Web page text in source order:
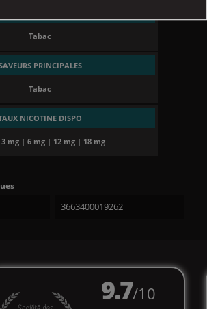
Tabac
PRINCIPALES
Tabac
NICOTINE DISPO
mg | 6 mg | 12 mg | 18 mg
3663400019262